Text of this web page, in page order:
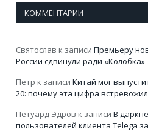
КОММЕНТАРИИ
Святослав к записи Премьеру
России сдвинули ради «Колобка»
Петр к записи Китай мог
20: почему эта цифра
Петуард Эдров к записи В
пользователей клиента Telega